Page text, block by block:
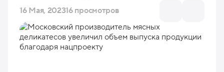
16 Мая, 202316 просмотров